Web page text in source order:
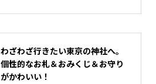
わざわざ行きたい東京の神社へ。
個性的なお札＆おみくじ＆お守り
がかわいい！